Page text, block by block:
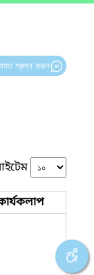
প্রদান করুন